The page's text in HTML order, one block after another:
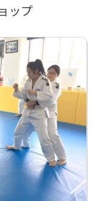
ップ